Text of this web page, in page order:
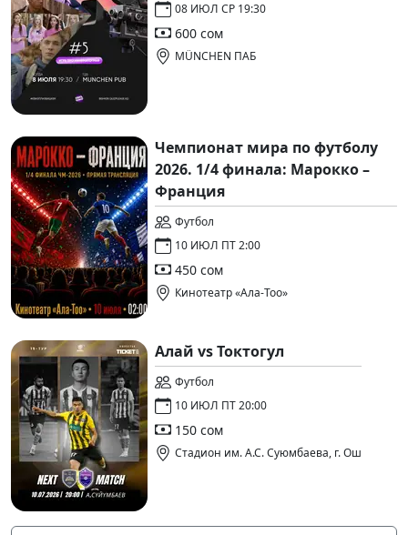
08 ИЮЛ СР 19:30
600 сом
MÜNCHEN ПАБ
Чемпионат мира по футболу
2026. 1/4 финала: Марокко –
Франция
Футбол
10 ИЮЛ ПТ 2:00
450 сом
Кинотеатр «Ала-Тоо»
Алай vs Токтогул
Футбол
10 ИЮЛ ПТ 20:00
150 сом
Стадион им. А.С. Суюмбаева, г. Ош